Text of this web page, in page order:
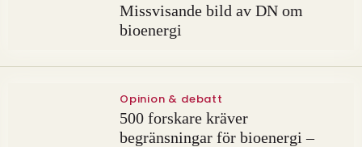
Missvisande bild av DN om
bioenergi
Opinion & debatt
500 forskare kräver
begränsningar för bioenergi –